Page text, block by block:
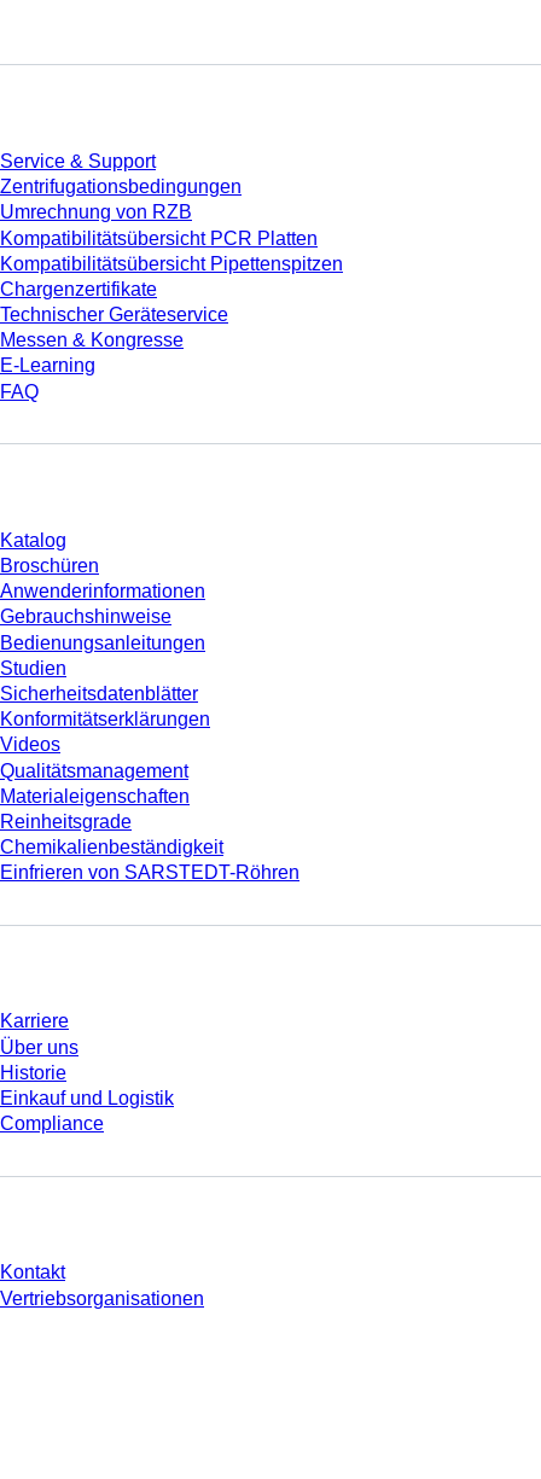
Service & Support
Zentrifugationsbedingungen
Umrechnung von RZB
Kompatibilitätsübersicht PCR Platten
Kompatibilitätsübersicht Pipettenspitzen
Chargenzertifikate
Technischer Geräteservice
Messen & Kongresse
E-Learning
FAQ
Katalog
Broschüren
Anwenderinformationen
Gebrauchshinweise
Bedienungsanleitungen
Studien
Sicherheitsdatenblätter
Konformitätserklärungen
Videos
Qualitätsmanagement
Materialeigenschaften
Reinheitsgrade
Chemikalienbeständigkeit
Einfrieren von SARSTEDT-Röhren
Karriere
Über uns
Historie
Einkauf und Logistik
Compliance
Kontakt
Vertriebsorganisationen